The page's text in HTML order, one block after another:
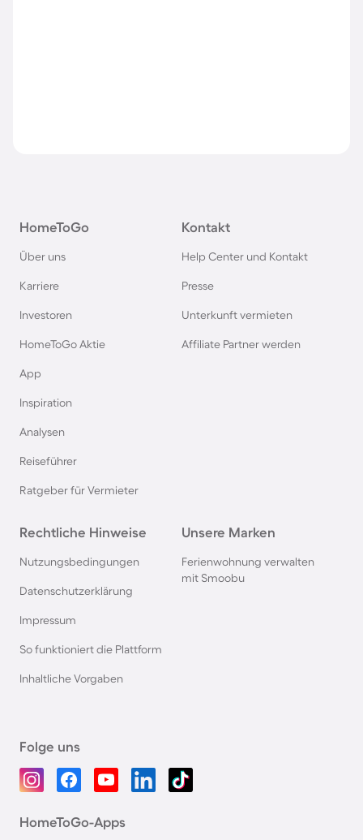
HomeToGo
Über uns
Karriere
Investoren
HomeToGo Aktie
App
Inspiration
Analysen
Reiseführer
Ratgeber für Vermieter
Kontakt
Help Center und Kontakt
Presse
Unterkunft vermieten
Affiliate Partner werden
Rechtliche Hinweise
Nutzungsbedingungen
Datenschutzerklärung
Impressum
So funktioniert die Plattform
Inhaltliche Vorgaben
Unsere Marken
Ferienwohnung verwalten
mit Smoobu
Folge uns
HomeToGo-Apps